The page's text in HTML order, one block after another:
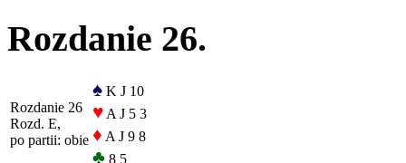
Rozdanie 26.
Rozdanie 26
Rozd. E,
po partii: obie
♠ K J 10
♥ A J 5 3
♦ A J 9 8
♣ 8 5